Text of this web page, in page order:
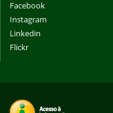
Facebook
Instagram
Linkedin
Flickr